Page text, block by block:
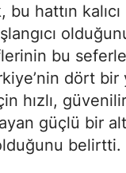
bu hattın
bu
dört bir
hızlı,
güçlü bir
belirtti.